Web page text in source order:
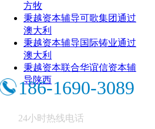
方牧
秉越资本辅导可歌集团通过
澳大利
秉越资本辅导国际铸业通过
澳大利
秉越资本联合华谊信资本辅
导陕西
186-1690-3089
24小时热线电话